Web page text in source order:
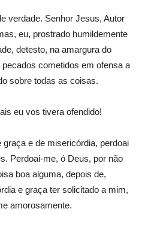
verdade. Senhor Jesus, Autor
eu, prostrado humildemente
detesto, na amargura do
cometidos em ofensa a
sobre todas as coisas.
eu vos tivera ofendido!
e de misericórdia, perdoai
Perdoai-me, ó Deus, por não
boa alguma, depois de,
e graça ter solicitado a mim,
amorosamente.